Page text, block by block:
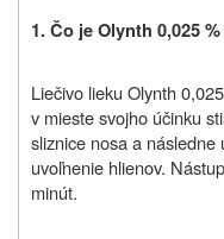
1. Čo je Olynth 0,025
Liečivo lieku Olynth
v mieste svojho účinku
sliznice nosa a
uvoľnenie hlienov.
minút.